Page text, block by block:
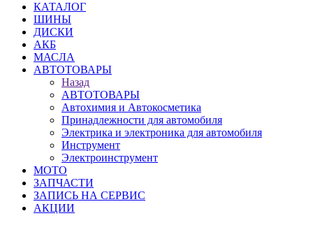
КАТАЛОГ
ШИНЫ
ДИСКИ
АКБ
МАСЛА
АВТОТОВАРЫ
Назад
АВТОТОВАРЫ
Автохимия и Автокосметика
Принадлежности для автомобиля
Электрика и электроника для автомобиля
Инструмент
Электроинструмент
МОТО
ЗАПЧАСТИ
ЗАПИСЬ НА СЕРВИС
АКЦИИ